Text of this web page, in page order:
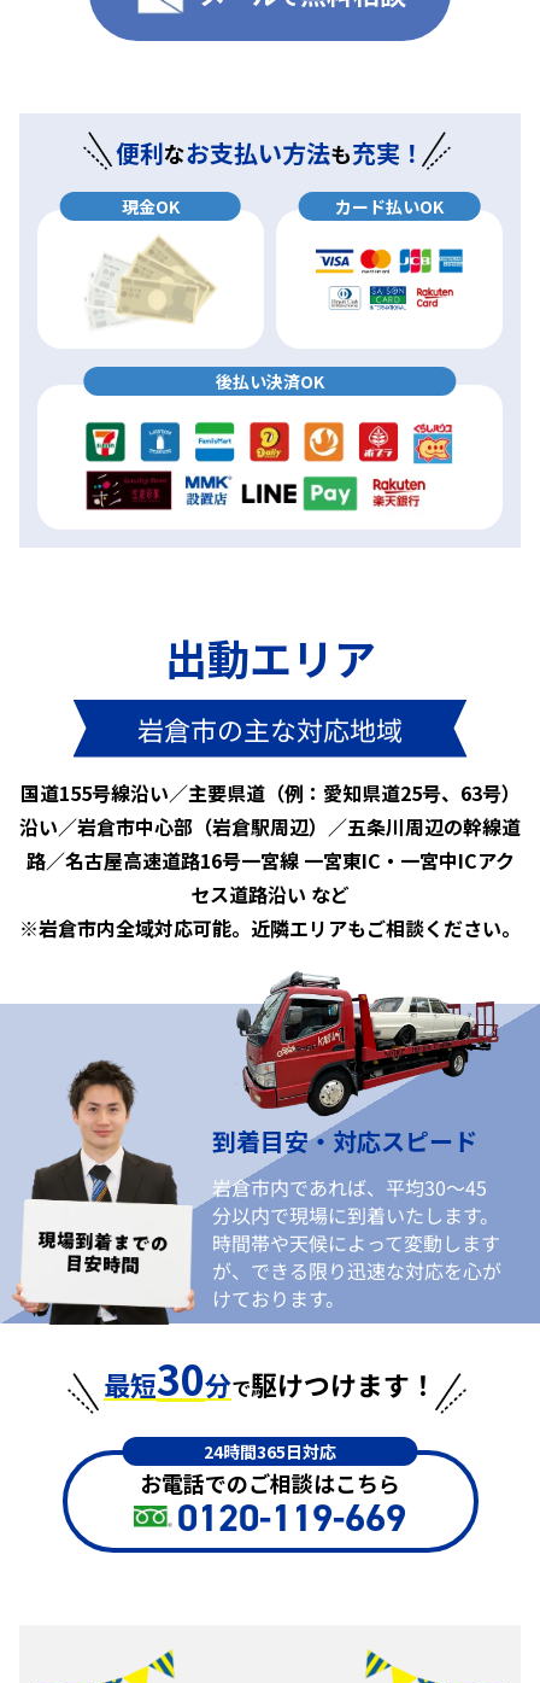
便利なお支払い方法も充実！
現金OK カード払いOK
後払い決済OK
出動エリア
岩倉市の主な対応地域
国道155号線沿い／主要県道（例：愛知県道25号、63号）
沿い／岩倉市中心部（岩倉駅周辺）／五条川周辺の幹線道
路／名古屋高速道路16号一宮線 一宮東IC・一宮中ICアク
セス道路沿い など
※岩倉市内全域対応可能。近隣エリアもご相談ください。
到着目安・対応スピード
岩倉市内であれば、平均30〜45
分以内で現場に到着いたします。
時間帯や天候によって変動します
が、できる限り迅速な対応を心が
けております。
最短30分で駆けつけます！
24時間365日対応
お電話でのご相談はこちら
0120-119-669